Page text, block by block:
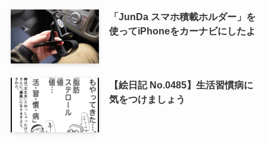
「JunDa スマホ積載ホルダー」を
使ってiPhoneをカーナビにしたよ
【絵日記 No.0485】生活習慣病に
気をつけましょう